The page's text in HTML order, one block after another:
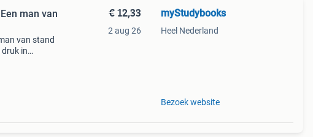
man van
van stand
in
€ 12,33
2 aug 26
myStudybooks
Heel Nederland
Bezoek website